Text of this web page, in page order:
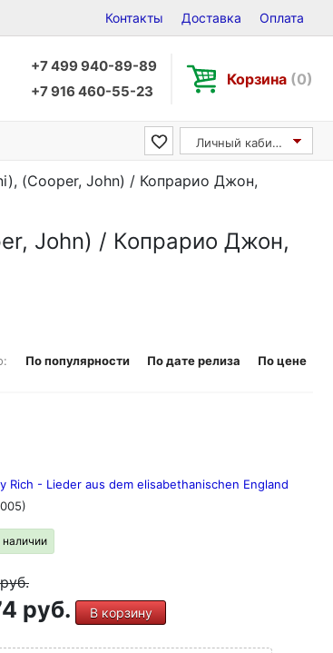
Контакты Доставка Оплата
+7 499 940-89-89
+7 916 460-55-23
Корзина (0)
Личный кабинет
(Cooper, John) / Копрарио Джон,
John) / Копрарио Джон,
По популярности По дате релиза По цене
Rich - Lieder aus dem elisabethanischen England
наличии
руб.
руб. В корзину